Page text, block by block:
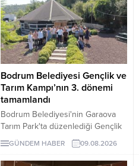
Bodrum Belediyesi Gençlik ve
Tarım Kampı’nın 3. dönemi
tamamlandı
Bodrum Belediyesi'nin Garaova
Tarım Park'ta düzenlediği Gençlik
ve Tarım Kampı'nın 3. dönemi;
lavanta hasadı, sürdürülebilir tarım
eğitimleri ve Agro Bodrum Rotası
GÜNDEM HABER 09.08.2026